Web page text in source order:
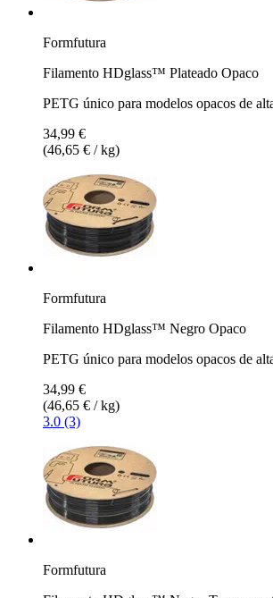
Formfutura
Filamento HDglass™ Plateado Opaco
PETG único para modelos opacos de
34,99 €
(46,65 € / kg)
Formfutura
Filamento HDglass™ Negro Opaco
PETG único para modelos opacos de
34,99 €
(46,65 € / kg)
3.0 (3)
Formfutura